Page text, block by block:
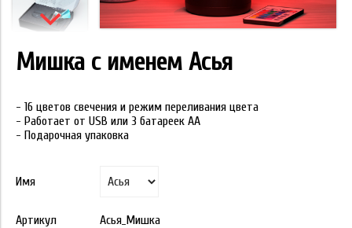
Мишка с именем Асья
- 16 цветов свечения и режим переливания цвета
- Работает от USB или 3 батареек АА
- Подарочная упаковка
Имя
Артикул Асья_Мишка